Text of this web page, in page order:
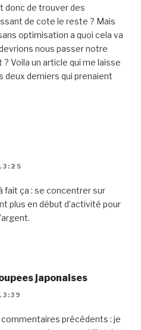
donc de trouver des
de cote le reste ? Mais
optimisation a quoi cela va
nous passer notre
Voila un article qui me laisse
deux derniers qui prenaient
fait ça : se concentrer sur
plus en début d’activité pour
japonaises
commentaires précédents : je